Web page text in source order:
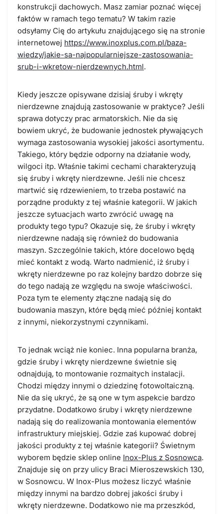
konstrukcji dachowych. Masz zamiar poznać więcej
faktów w ramach tego tematu? W takim razie
odsyłamy Cię do artykułu znajdującego się na stronie
internetowej https://www.inoxplus.com.pl/baza-
wiedzy/jakie-sa-najpopularniejsze-zastosowania-
srub-i-wkretow-nierdzewnych.html.
Kiedy jeszcze opisywane dzisiaj śruby i wkręty
nierdzewne znajdują zastosowanie w praktyce? Jeśli
sprawa dotyczy prac armatorskich. Nie da się
bowiem ukryć, że budowanie jednostek pływających
wymaga zastosowania wysokiej jakości asortymentu.
Takiego, który będzie odporny na działanie wody,
wilgoci itp. Właśnie takimi cechami charakteryzują
się śruby i wkręty nierdzewne. Jeśli nie chcesz
martwić się rdzewieniem, to trzeba postawić na
porządne produkty z tej właśnie kategorii. W jakich
jeszcze sytuacjach warto zwrócić uwagę na
produkty tego typu? Okazuje się, że śruby i wkręty
nierdzewne nadają się również do budowania
maszyn. Szczególnie takich, które docelowo będą
mieć kontakt z wodą. Warto nadmienić, iż śruby i
wkręty nierdzewne po raz kolejny bardzo dobrze się
do tego nadają ze względu na swoje właściwości.
Poza tym te elementy złączne nadają się do
budowania maszyn, które będą mieć później kontakt
z innymi, niekorzystnymi czynnikami.
To jednak wciąż nie koniec. Inna popularna branża,
gdzie śruby i wkręty nierdzewne świetnie się
odnajdują, to montowanie rozmaitych instalacji.
Chodzi między innymi o dziedzinę fotowoltaiczną.
Nie da się ukryć, że są one w tym aspekcie bardzo
przydatne. Dodatkowo śruby i wkręty nierdzewne
nadają się do realizowania montowania elementów
infrastruktury miejskiej. Gdzie zaś kupować dobrej
jakości produkty z tej właśnie kategorii? Świetnym
wyborem będzie sklep online Inox-Plus z Sosnowca.
Znajduje się on przy ulicy Braci Mieroszewskich 130,
w Sosnowcu. W Inox-Plus możesz liczyć właśnie
między innymi na bardzo dobrej jakości śruby i
wkręty nierdzewne. Dodatkowo nie ma przeszkód,